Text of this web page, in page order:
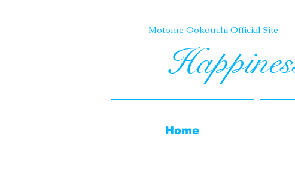
Home
Motome Ookouchi Official Site​